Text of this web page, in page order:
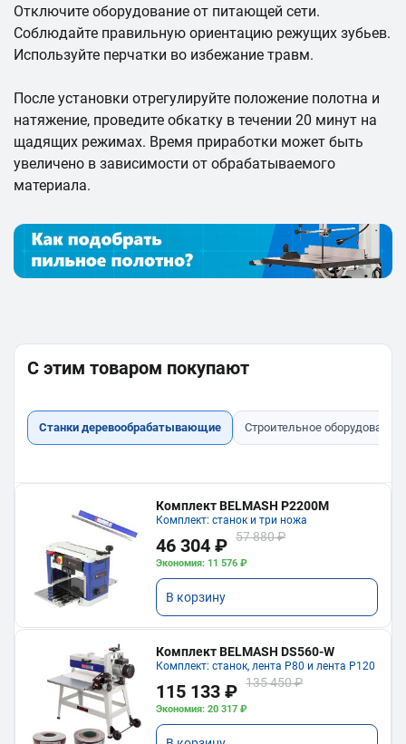
Отключите оборудование от питающей сети.
Соблюдайте правильную ориентацию режущих зубьев.
Используйте перчатки во избежание травм.
После установки отрегулируйте положение полотна и
натяжение, проведите обкатку в течении 20 минут на
щадящих режимах. Время приработки может быть
увеличено в зависимости от обрабатываемого
материала.
С этим товаром покупают
Станки деревообрабатывающие Строительное оборудование
Комплект BELMASH P2200M
Комплект: станок и три ножа
46 304 ₽ 57 880 ₽
Экономия: 11 576 ₽
В корзину
Комплект BELMASH DS560-W
Комплект: станок, лента P80 и лента P120
115 133 ₽ 135 450 ₽
Экономия: 20 317 ₽